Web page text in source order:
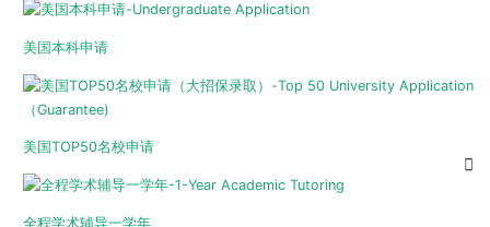
美国本科申请
美国TOP50名校申请
全程学术辅导一学年